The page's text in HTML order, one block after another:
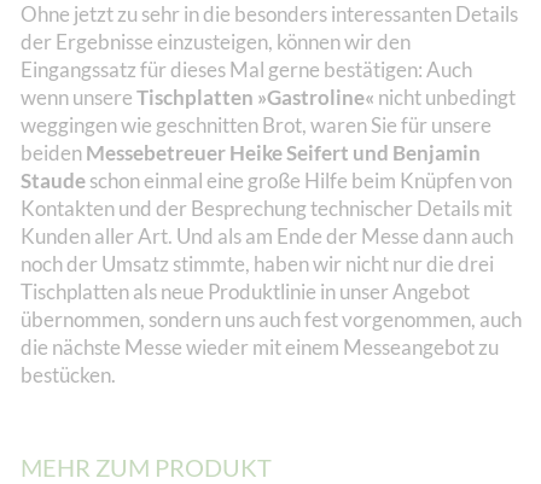
Ohne jetzt zu sehr in die besonders interessanten Details
der Ergebnisse einzusteigen, können wir den
Eingangssatz für dieses Mal gerne bestätigen: Auch
wenn unsereTischplatten »Gastroline« nicht unbedingt
weggingen wie geschnitten Brot, waren Sie für unsere
beidenMessebetreuer Heike Seifert und Benjamin
Staudeschon einmal eine große Hilfe beim Knüpfen von
Kontakten und der Besprechung technischer Details mit
Kunden aller Art. Und als am Ende der Messe dann auch
noch der Umsatz stimmte, haben wir nicht nur die drei
Tischplatten als neue Produktlinie in unser Angebot
übernommen, sondern uns auch fest vorgenommen, auch
die nächste Messe wieder mit einem Messeangebot zu
bestücken.
MEHR ZUM PRODUKT